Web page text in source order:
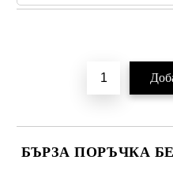
БЪРЗА ПОРЪЧКА